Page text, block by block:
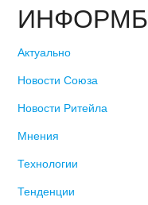
Актуально
Новости Союза
Новости Ритейла
Мнения
Технологии
Тенденции